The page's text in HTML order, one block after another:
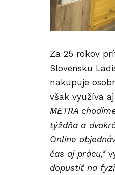
Za 25 rokov
Slovensku
nakupuje
však využíva
METRA
týždňa a
Online
čas aj prácu,“
dopustiť na